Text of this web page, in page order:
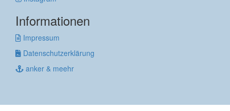
Informationen
Impressum
Datenschutzerklärung
anker & meehr